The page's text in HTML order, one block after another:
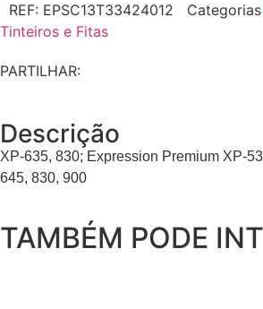
REF: EPSC13T33424012 Categorias
Tinteiros e Fitas
PARTILHAR:
Descrição
XP-635, 830; Expression Premium XP-
645, 830, 900
TAMBÉM PODE